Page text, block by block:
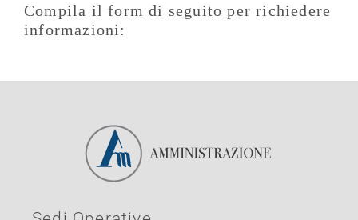
Compila il form di seguito per richiedere
informazioni: